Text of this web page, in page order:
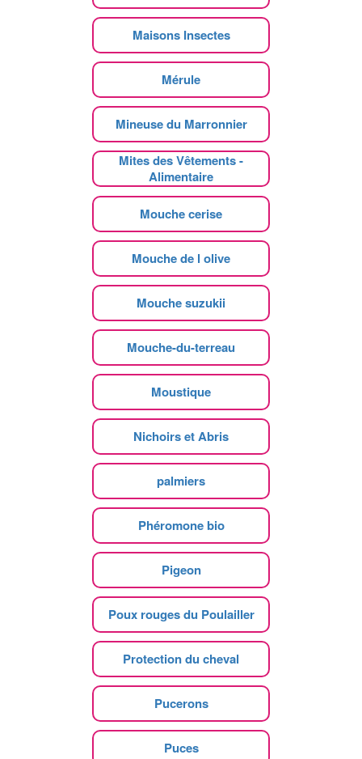
Maisons Insectes
Mérule
Mineuse du Marronnier
Mites des Vêtements -
Alimentaire
Mouche cerise
Mouche de l olive
Mouche suzukii
Mouche-du-terreau
Moustique
Nichoirs et Abris
palmiers
Phéromone bio
Pigeon
Poux rouges du Poulailler
Protection du cheval
Pucerons
Puces